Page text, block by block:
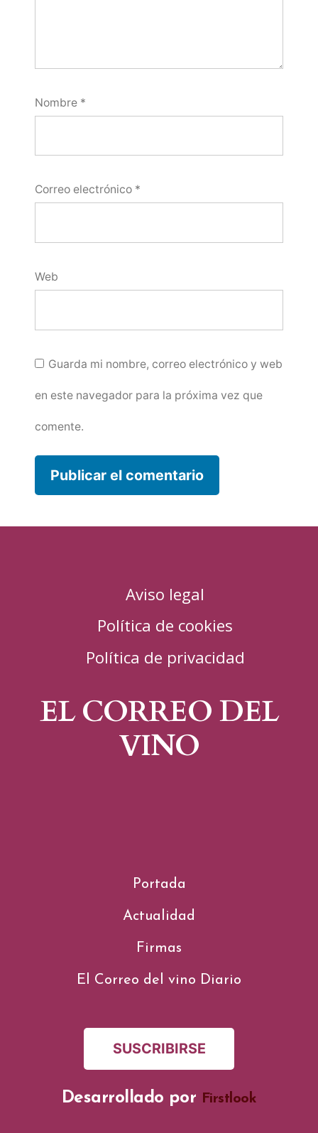
Nombre *
Correo electrónico *
Web
Guarda mi nombre, correo electrónico y web
en este navegador para la próxima vez que
comente.
Aviso legal
Política de cookies
Política de privacidad
EL CORREO DEL
VINO
Portada
Actualidad
Firmas
El Correo del vino Diario
SUSCRIBIRSE
Desarrollado por Firstlook